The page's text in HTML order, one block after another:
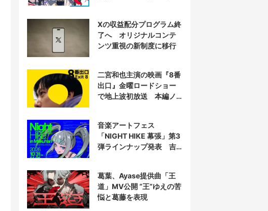
Xの収益配分プログラム終
了へ オリジナルコンテ
ンツ重視の新制度に移行
二宮和也主演の映画『8番
出口』金曜ロードショー
で地上波初放送 本編ノ
音楽アートフェス
「NIGHT HIKE 幕張」第3
弾ラインナップ発表 吉
葛葉、Ayase提供曲「王
道」MV公開 “王”ゆえの苦
悩と葛藤を表現